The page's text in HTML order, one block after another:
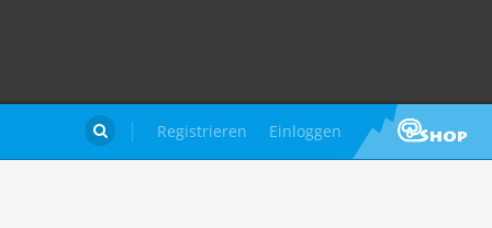
Registrieren Einloggen
